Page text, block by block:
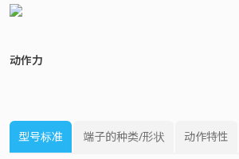
动作力
型号标准 端子的种类/形状 动作特性